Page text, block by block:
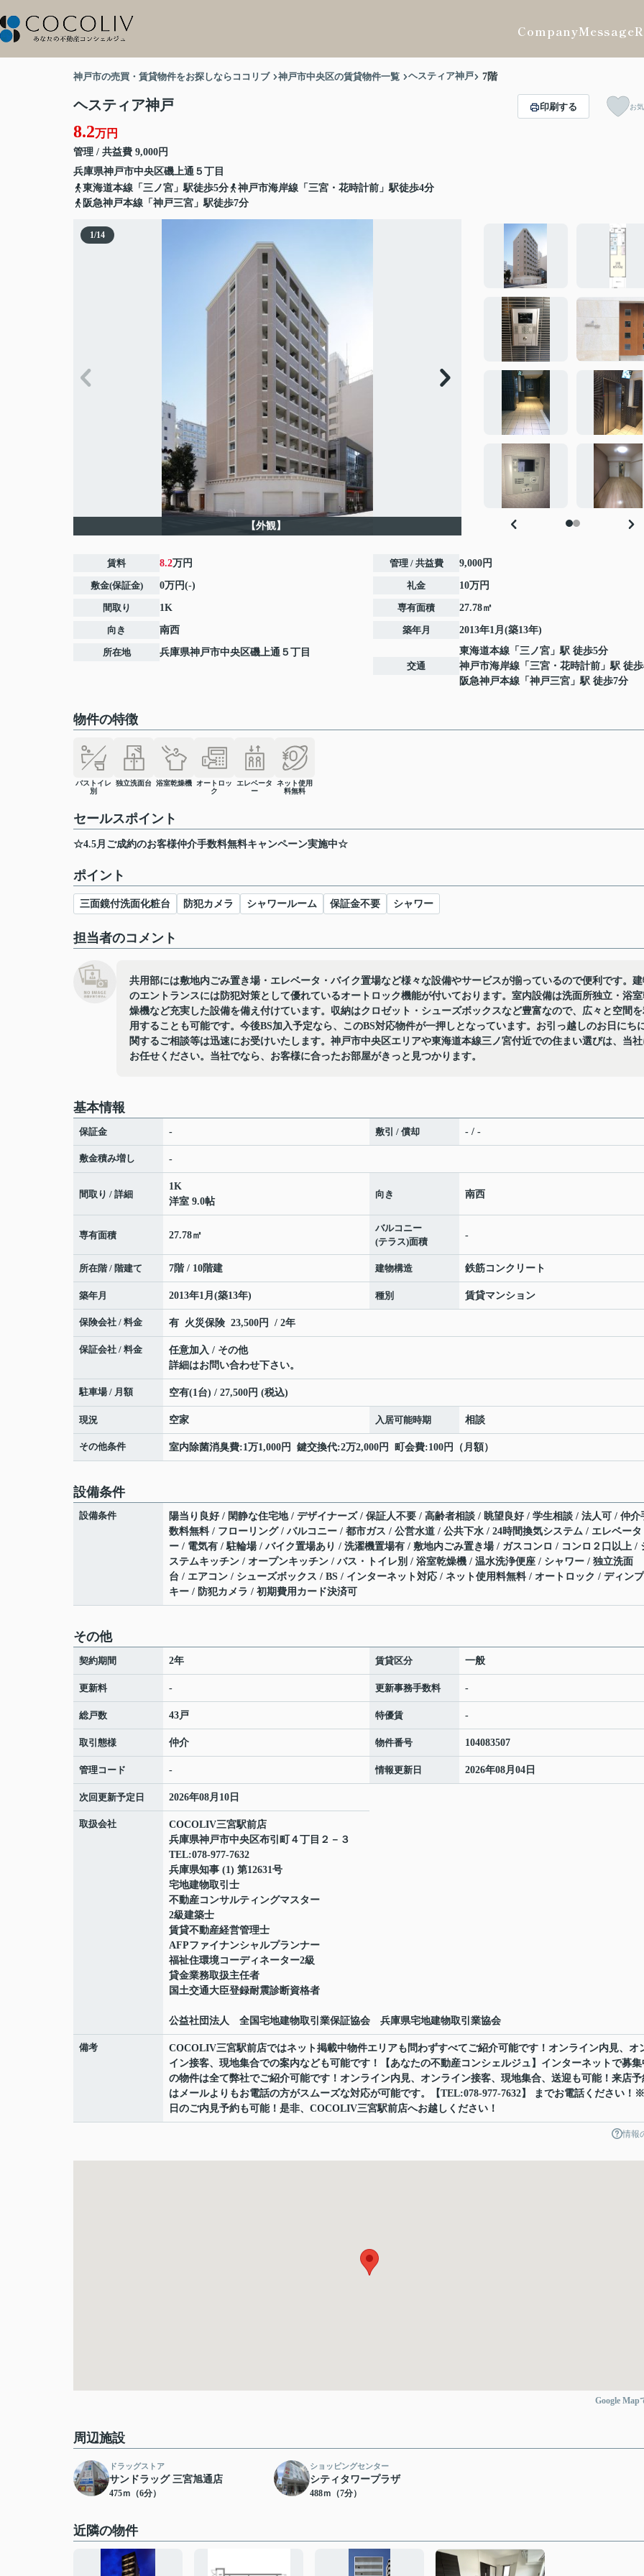
CompanyMessage
神戸市の売買・賃貸物件をお探しならココリブ 神戸市中央区の賃貸物件一覧 ヘスティア神戸 7階
ヘスティア神戸
8.2万円
管理 / 共益費 9,000円
兵庫県神戸市中央区磯上通 ５丁目
東海道本線「三ノ宮」駅徒歩5分
神戸市海岸線「三宮・花時計前」駅徒歩4分
阪急神戸本線「神戸三宮」駅徒歩7分
印刷する お
1/14
【外観】
賃料 8.2万円
敷金(保証金) 0万円(-)
間取り 1K
向き 南西
所在地 兵庫県神戸市中央区磯上通 ５丁目
管理 / 共益費 9,000円
礼金 10万円
専有面積 27.78㎡
築年月 2013年1月(築13年)
交通
東海道本線 「 三ノ宮 」駅 徒歩5分
神戸市海岸線 「 三宮・花時計前 」駅 徒
阪急神戸本線 「 神戸三宮 」駅 徒歩7分
物件の特徴
バストイレ
別
独立洗面台 浴室乾燥機
オートロッ
ク
エレベータ
ー
ネット使用
料無料
セールスポイント
☆4.5月ご成約のお客様仲介手数料無料キャンペーン実施中☆
ポイント
三面鏡付洗面化粧台 防犯カメラ シャワールーム 保証金不要 シャワー
担当者のコメント
共用部には敷地内ごみ置き場・エレベータ・バイク置場など様々な設備やサービスが揃っているので便利です。
のエントランスには防犯対策として優れているオートロック機能が付いております。室内設備は洗面所独立・浴
燥機など充実した設備を備え付けています。収納はクロゼット・シューズボックスなど豊富なので、広々と空間
用することも可能です。今後BS加入予定なら、このBS対応物件が一押しとなっています。お引っ越しのお日にち
関するご相談等は迅速にお受けいたします。神戸市中央区エリアや東海道本線三ノ宮付近での住まい選びは、当
お任せください。当社でなら、お客様に合ったお部屋がきっと見つかります。
基本情報
保証金 - 敷引 / 償却 - / -
敷金積み増し -
間取り / 詳細
1K
洋室 9.0帖
向き 南西
専有面積 27.78㎡
バルコニー
(テラス)面積
-
所在階 / 階建て 7階 / 10階建 建物構造 鉄筋コンクリート
築年月 2013年1月(築13年) 種別 賃貸マンション
保険会社 / 料金 有 火災保険 23,500円 / 2年
保証会社 / 料金
任意加入 / その他
詳細はお問い合わせ下さい。
駐車場 / 月額 空有(1台) / 27,500円 (税込)
現況 空家 入居可能時期 相談
その他条件 室内除菌消臭費:1万1,000円 鍵交換代:2万2,000円 町会費:100円（月額）
設備条件
設備条件
陽当り良好 / 閑静な住宅地 / デザイナーズ / 保証人不要 / 高齢者相談 / 眺望良好 / 学生相談 / 法人可 / 仲介
数料無料 / フローリング / バルコニー / 都市ガス / 公営水道 / 公共下水 / 24時間換気システム / エレベータ
ー / 電気有 / 駐輪場 / バイク置場あり / 洗濯機置場有 / 敷地内ごみ置き場 / ガスコンロ / コンロ２口以上 /
ステムキッチン / オープンキッチン / バス・トイレ別 / 浴室乾燥機 / 温水洗浄便座 / シャワー / 独立洗面
台 / エアコン / シューズボックス / BS / インターネット対応 / ネット使用料無料 / オートロック / ディン
キー / 防犯カメラ / 初期費用カード決済可
その他
契約期間 2年 賃貸区分 一般
更新料 - 更新事務手数料 -
総戸数 43戸 特優賃 -
取引態様 仲介 物件番号 104083507
管理コード - 情報更新日 2026年08月04日
次回更新予定日 2026年08月10日
取扱会社
COCOLIV三宮駅前店
兵庫県神戸市中央区布引町４丁目２－３
TEL:078-977-7632
兵庫県知事 (1) 第12631号
宅地建物取引士
不動産コンサルティングマスター
2級建築士
賃貸不動産経営管理士
AFPファイナンシャルプランナー
福祉住環境コーディネーター2級
貸金業務取扱主任者
国土交通大臣登録耐震診断資格者
公益社団法人 全国宅地建物取引業保証協会 兵庫県宅地建物取引業協会
備考
COCOLIV三宮駅前店ではネット掲載中物件エリアも問わずすべてご紹介可能です！オンライン内見、オ
イン接客、現地集合での案内なども可能です！【あなたの不動産コンシェルジュ】インターネットで募集
の物件は全て弊社でご紹介可能です！オンライン内見、オンライン接客、現地集合、送迎も可能！来店予
はメールよりもお電話の方がスムーズな対応が可能です。【TEL:078-977-7632】 までお電話ください！
日のご内見予約も可能！是非、COCOLIV三宮駅前店へお越しください！
情報
Google Map
周辺施設
ドラッグストア
サンドラッグ 三宮旭通店
475ｍ（6分）
ショッピングセンター
シティタワープラザ
488ｍ（7分）
近隣の物件